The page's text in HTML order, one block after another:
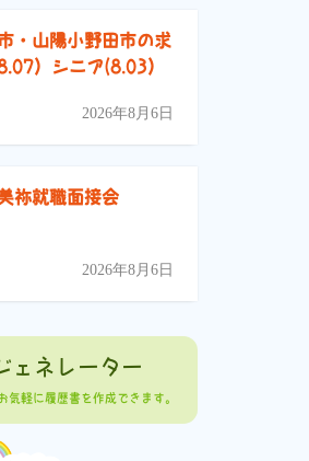
・山陽小野田市の求
）シニア(8.03）
2026年8月6日
祢就職面接会
2026年8月6日
ェネレーター
気軽に履歴書を作成できます。